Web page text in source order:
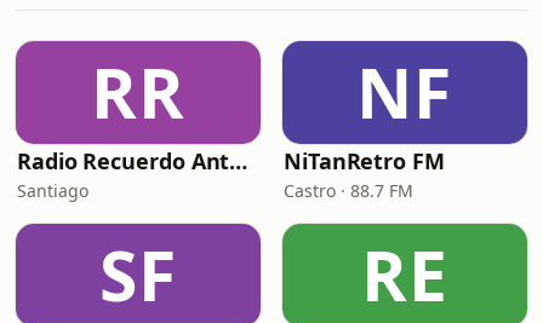
RR
Radio Recuerdo Antaño
Santiago
NF
NiTanRetro FM
Castro · 88.7 FM
SF RE